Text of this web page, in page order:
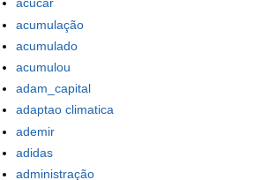
acucar
acumulação
acumulado
acumulou
adam_capital
adaptao climatica
ademir
adidas
administração